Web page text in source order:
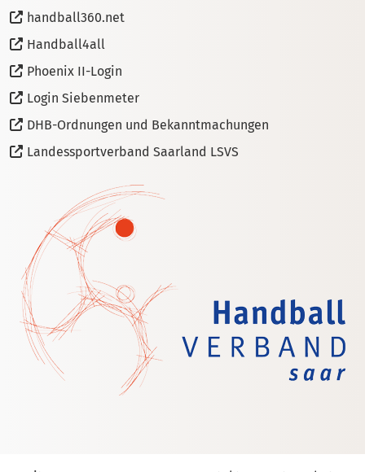
handball360.net
Handball4all
Phoenix II-Login
Login Siebenmeter
DHB-Ordnungen und Bekanntmachungen
Landessportverband Saarland LSVS